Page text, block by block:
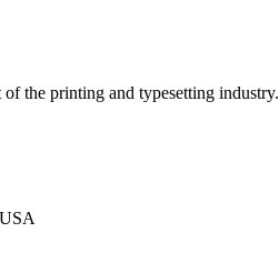
the printing and typesetting industry.